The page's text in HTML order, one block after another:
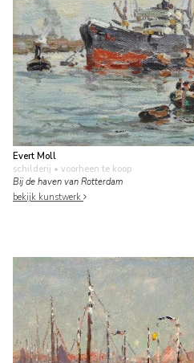
Evert Moll
schilderij • voorheen te koop
Bij de haven van Rotterdam
bekijk kunstwerk